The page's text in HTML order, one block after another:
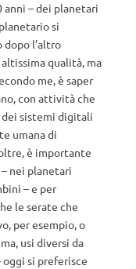
anni – dei planetari
si
dopo l’altro
qualità, ma
me, è saper
con attività che
sistemi digitali
umana di
è importante
nei planetari
– e per
le serate che
per esempio, o
usi diversi da
si preferisce